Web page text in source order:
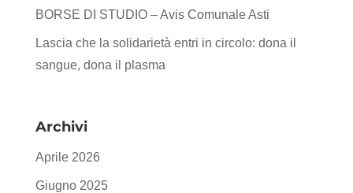
BORSE DI STUDIO – Avis Comunale Asti
Lascia che la solidarietà entri in circolo: dona il
sangue, dona il plasma
Archivi
Aprile 2026
Giugno 2025